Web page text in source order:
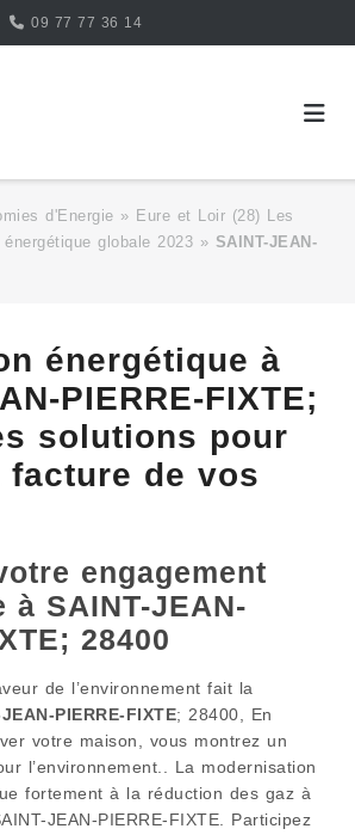
09 77 77 36 14
d'Energie » Eure et Loir (28) Les
globale 2023 » SAINT-JEAN-
énergétique à
PIERRE-FIXTE;
solutions pour
de vos
engagement
à SAINT-JEAN-
28400
de l’environnement fait la
PIERRE-FIXTE; 28400, En
votre maison, vous montrez un
l’environnement.. La modernisation
fortement à la réduction des gaz à
JEAN-PIERRE-FIXTE. Participez